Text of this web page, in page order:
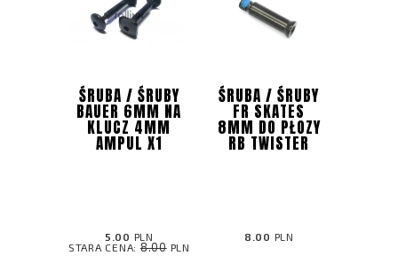
ŚRUBA / ŚRUBY
BAUER 6MM NA
KLUCZ 4MM
AMPUL X1
5.00 PLN
STARA CENA:8.00PLN
ŚRUBA / ŚRUBY
FR SKATES
8MM DO PŁOZY
RB TWISTER
8.00 PLN